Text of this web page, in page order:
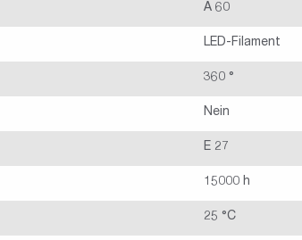
A 60
LED-Filament
360 °
Nein
E 27
15000 h
25 °C